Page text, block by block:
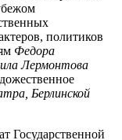
политиков
Федора
Лермонтова
Берлинской
Государственной